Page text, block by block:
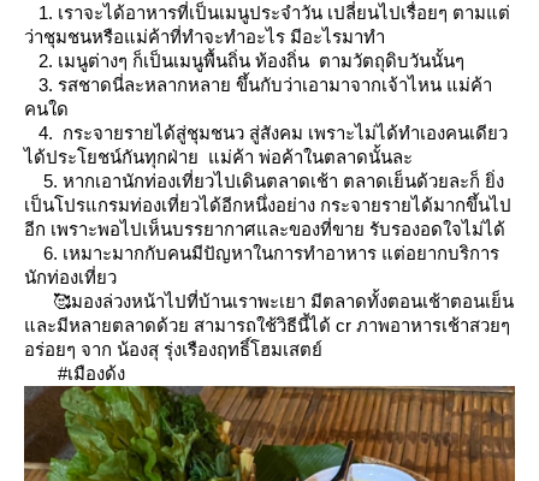
1. เราจะได้อาหารที่เป็นเมนูประจำวัน เปลี่ยนไปเรื่อยๆ ตามแต่
ว่าชุมชนหรือแม่ค้าที่ทำจะทำอะไร มีอะไรมาทำ
2. เมนูต่างๆ ก็เป็นเมนูพื้นถิ่น ท้องถิ่น ตามวัตถุดิบวันนั้นๆ
3. รสชาดนี่ละหลากหลาย ขึ้นกับว่าเอามาจากเจ้าไหน แม่ค้า
คนใด
4. กระจายรายได้สู่ชุมชนว สู่สังคม เพราะไม่ได้ทำเองคนเดียว
ได้ประโยชน์กันทุกฝ่าย แม่ค้า พ่อค้าในตลาดนั้นละ
5. หากเอานักท่องเที่ยวไปเดินตลาดเช้า ตลาดเย็นด้วยละก็ ยิ่ง
เป็นโปรแกรมท่องเที่ยวได้อีกหนึ่งอย่าง กระจายรายได้มากขึ้นไป
อีก เพราะพอไปเห็นบรรยากาศและของที่ขาย รับรองอดใจไม่ได้
6. เหมาะมากกับคนมีปัญหาในการทำอาหาร แต่อยากบริการ
นักท่องเที่ยว
🥰มองล่วงหน้าไปที่บ้านเราพะเยา มีตลาดทั้งตอนเช้าตอนเย็น
ละมีหลายตลาดด้วย สามารถใช้วิธีนี้ได้ cr ภาพอาหารเช้าสวยๆ
อร่อยๆ จาก น้องสุ รุ่งเรืองฤทธิ์โฮมเสตย์
#เมืองด้ง